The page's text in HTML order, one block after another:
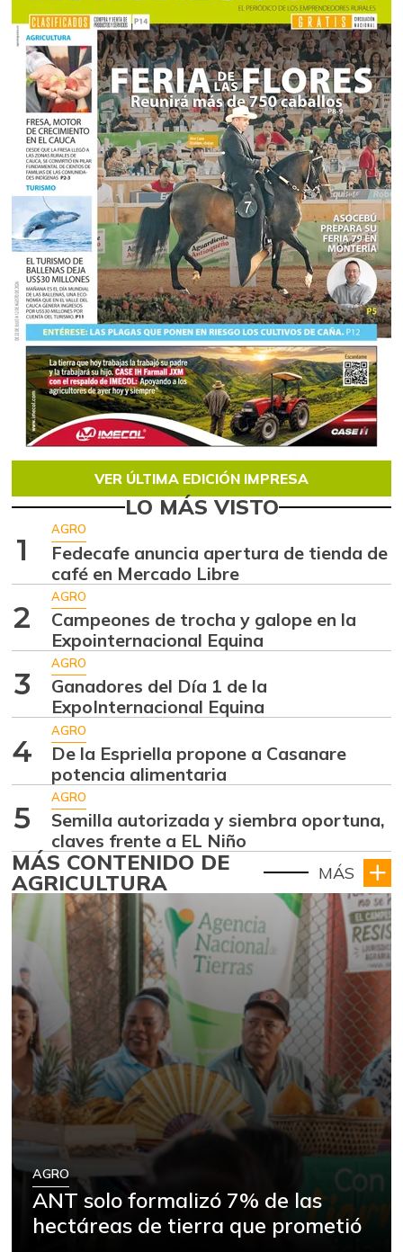
VER ÚLTIMA EDICIÓN IMPRESA
LO MÁS VISTO
1
AGRO
Fedecafe anuncia apertura de tienda de
café en Mercado Libre
2
AGRO
Campeones de trocha y galope en la
Expointernacional Equina
3
AGRO
Ganadores del Día 1 de la
ExpoInternacional Equina
4
AGRO
De la Espriella propone a Casanare
potencia alimentaria
5
AGRO
Semilla autorizada y siembra oportuna,
claves frente a EL Niño
MÁS CONTENIDO DE
AGRICULTURA MÁS
AGRO
ANT solo formalizó 7% de las
hectáreas de tierra que prometió